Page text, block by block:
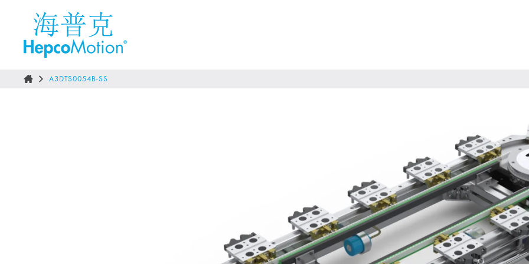
A3DTS0054B-SS